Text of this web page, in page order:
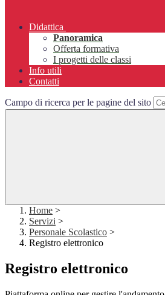
Didattica
Panoramica
Offerta formativa
I progetti delle classi
Info utili
Contatti
Campo di ricerca per le pagine del sito
Home >
Servizi >
Personale Scolastico >
Registro elettronico
Registro elettronico